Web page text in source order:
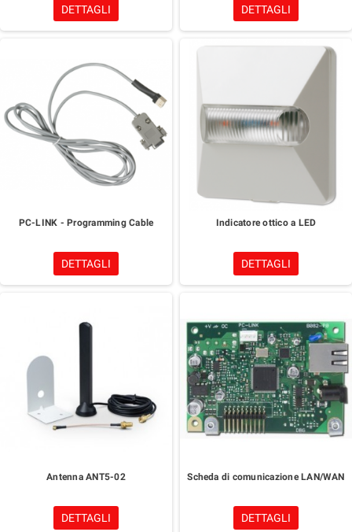
DETTAGLI DETTAGLI
PC-LINK - Programming Cable
DETTAGLI
Indicatore ottico a LED
DETTAGLI
Antenna ANT5-02
DETTAGLI
Scheda di comunicazione LAN/WAN
DETTAGLI